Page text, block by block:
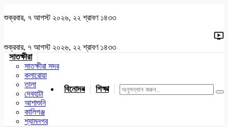
শুক্রবার, ৭ আগস্ট ২০২৬, ২২ শ্রাবণ ১৪৩৩
শুক্রবার, ৭ আগস্ট ২০২৬, ২২ শ্রাবণ ১৪৩৩
সাতক্ষীরা
সাতক্ষীরা সদর
কলারোয়া
তালা
দেবহাটা
আশাশুনি
কালিগঞ্জ
শ্যামনগর
বিনোদন শিক্ষা খেলাধুলা জাতীয় যশোর